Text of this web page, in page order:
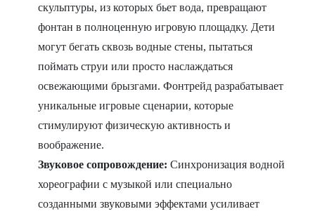
скульптуры, из которых бьет вода, превращают
фонтан в полноценную игровую площадку. Дети
могут бегать сквозь водные стены, пытаться
поймать струи или просто наслаждаться
освежающими брызгами. Фонтрейд разрабатывает
уникальные игровые сценарии, которые
стимулируют физическую активность и
воображение.
Звуковое сопровождение: Синхронизация водной
хореографии с музыкой или специально
созданными звуковыми эффектами усиливает